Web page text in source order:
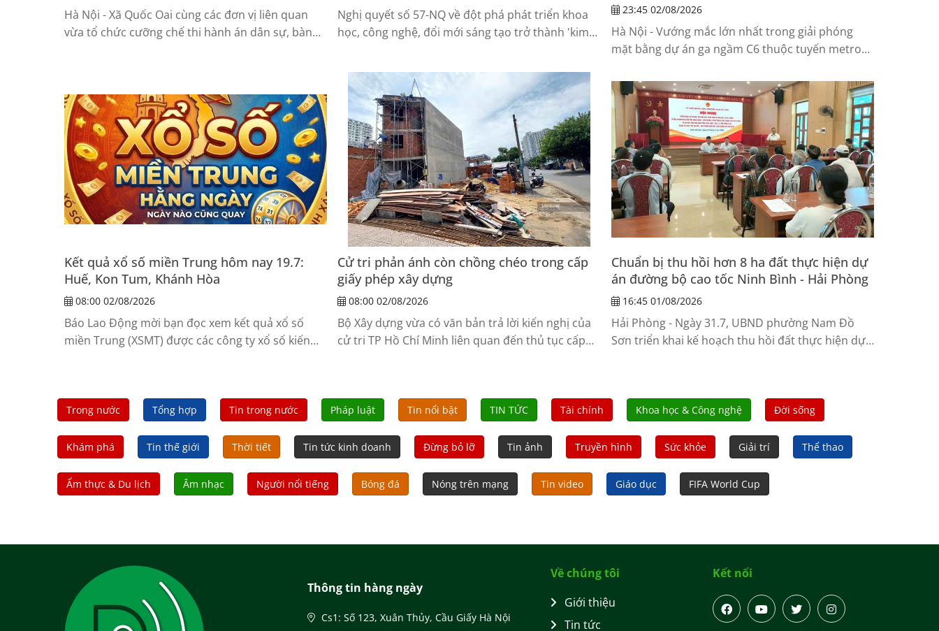
Hà Nội - Xã Quốc Oai cùng các đơn vị liên quan
vừa tổ chức cưỡng chế thi hành án dân sự, bàn
Nghị quyết số 57-NQ về đột phá phát triển khoa
học, công nghệ, đổi mới sáng tạo trở thành 'kim
bền vững.
23:45 02/08/2026
Hà Nội - Vướng mắc lớn nhất trong giải phóng
mặt bằng dự án ga ngầm C6 thuộc tuyến metro
Kết quả xổ số miền Trung hôm nay 19.7:
Huế, Kon Tum, Khánh Hòa
08:00 02/08/2026
Báo Lao Động mời bạn đọc xem kết quả xổ số
miền Trung (XSMT) được các công ty xổ số kiến
Cử tri phản ánh còn chồng chéo trong cấp
giấy phép xây dựng
08:00 02/08/2026
Bộ Xây dựng vừa có văn bản trả lời kiến nghị của
cử tri TP Hồ Chí Minh liên quan đến thủ tục cấp
Chuẩn bị thu hồi hơn 8 ha đất thực hiện dự
án đường bộ cao tốc Ninh Bình - Hải Phòng
16:45 01/08/2026
Hải Phòng - Ngày 31.7, UBND phường Nam Đồ
Sơn triển khai kế hoạch thu hồi đất thực hiện dự
Trong nước Tổng hợp Tin trong nước Pháp luật Tin nổi bật TIN TỨC Tài chính Khoa học & Công nghệ Đời sống
Khám phá Tin thế giới Thời tiết Tin tức kinh doanh Đừng bỏ lỡ Tin ảnh Truyền hình Sức khỏe Giải trí Thể thao
Ẩm thực & Du lịch Âm nhạc Người nổi tiếng Bóng đá Nóng trên mạng Tin video Giáo dục FIFA World Cup
Thông tin hàng ngày
Cs1: Số 123, Xuân Thủy, Cầu Giấy Hà Nội
Về chúng tôi
Giới thiệu
Tin tức
Kết nối